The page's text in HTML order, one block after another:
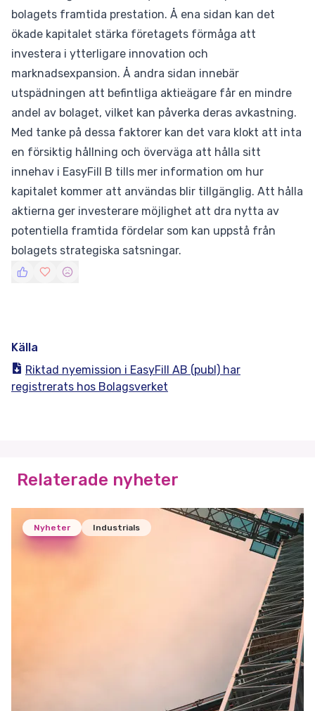
bolagets framtida prestation. Å ena sidan kan det
ökade kapitalet stärka företagets förmåga att
investera i ytterligare innovation och
marknadsexpansion. Å andra sidan innebär
utspädningen att befintliga aktieägare får en mindre
andel av bolaget, vilket kan påverka deras avkastning.
Med tanke på dessa faktorer kan det vara klokt att inta
en försiktig hållning och överväga att hålla sitt
innehav i EasyFill B tills mer information om hur
kapitalet kommer att användas blir tillgänglig. Att hålla
aktierna ger investerare möjlighet att dra nytta av
potentiella framtida fördelar som kan uppstå från
bolagets strategiska satsningar.
Källa
Riktad nyemission i EasyFill AB (publ) har
registrerats hos Bolagsverket
Relaterade nyheter
Nyheter Industrials